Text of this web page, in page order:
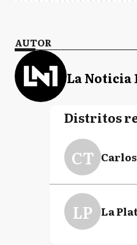
AUTOR
La Noticia
Distritos
CT
LP La